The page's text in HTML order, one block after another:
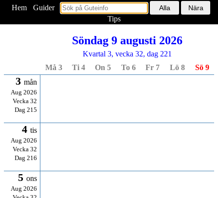
Hem
Guider
Tips
Söndag 9 augusti 2026
Kvartal 3, vecka 32, dag 221
Må 3
Ti 4 On 5 To 6 Fr 7 Lö 8 Sö 9
3 mån
Aug 2026
Vecka 32
Dag 215
4 tis
Aug 2026
Vecka 32
Dag 216
5 ons
Aug 2026